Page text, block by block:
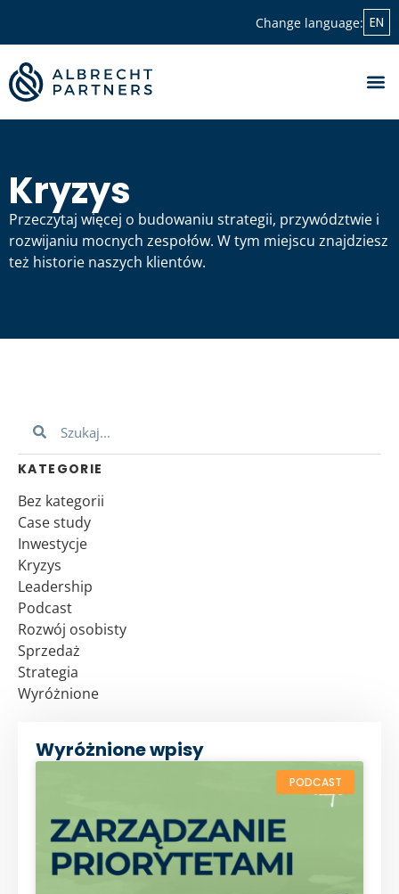
Change language: EN
Kryzys
Przeczytaj więcej o budowaniu strategii, przywództwie i
rozwijaniu mocnych zespołów. W tym miejscu znajdziesz
też historie naszych klientów.
Wyróżnione wpisy
PODCAST
KATEGORIE
Bez kategorii
Case study
Inwestycje
Kryzys
Leadership
Podcast
Rozwój osobisty
Sprzedaż
Strategia
Wyróżnione